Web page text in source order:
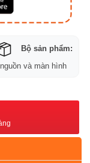
Bộ sản phẩm:
và màn hình